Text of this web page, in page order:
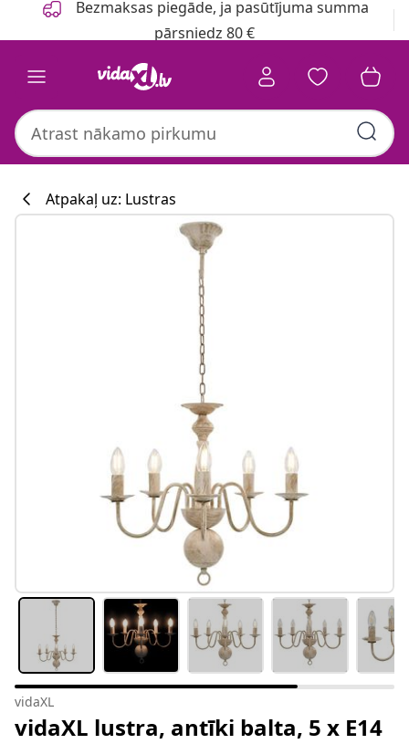
Bezmaksas piegāde, ja pasūtījuma summa
pārsniedz 80 €
Atpakaļ uz: Lustras
vidaXL
vidaXL lustra, antīki balta, 5 x E14